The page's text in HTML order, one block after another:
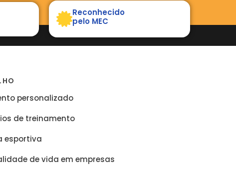
Reconhecido
pelo MEC
personalizado
de treinamento
esportiva
de vida em empresas